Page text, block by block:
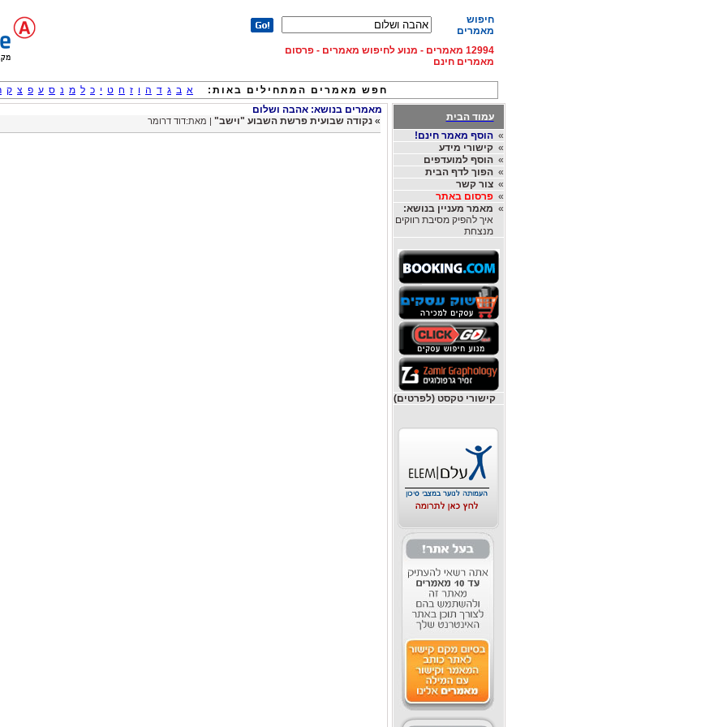
חיפוש
מאמרים
12994 מאמרים - מנוע לחיפוש מאמרים - פרסום
מאמרים חינם
חפש מאמרים המתחילים באות: א ב ג ד ה ו ז ח ט י כ ל מ נ ס ע פ צ ק
עמוד הבית
»הוסף מאמר חינם!
»קישורי מידע
»הוסף למועדפים
»הפוך לדף הבית
»צור קשר
»פרסום באתר
» מאמר מעניין בנושא:
איך להפיק מסיבת רווקים
מנצחת
קישורי טקסט (לפרטים)
מאמרים בנושא: אהבה ושלום
» נקודה שבועית פרשת השבוע "וישב" | מאת:דוד דרומר